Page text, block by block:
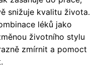
snižuje kvalitu života.
léků jako
životního stylu
zmírnit a pomoct